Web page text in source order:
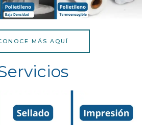
MÁS AQUÍ